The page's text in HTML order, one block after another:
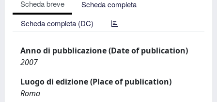
Scheda breve
Scheda completa
Scheda completa (DC)
Anno di pubblicazione (Date of publication)
2007
Luogo di edizione (Place of publication)
Roma